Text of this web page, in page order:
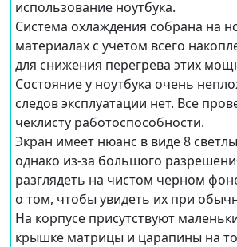
использование ноутбука.
Система охлаждения собрана на
материалах с учетом всего
для снижения перегрева этих
Состояние у ноутбука очень
следов эксплуатации нет. Все
чеклисту работоспособности.
Экран имеет нюанс в виде 8
однако из-за большого
разглядеть на чистом черном
о том, чтобы увидеть их при
На корпусе присутствуют
крышке матрицы и царапины на